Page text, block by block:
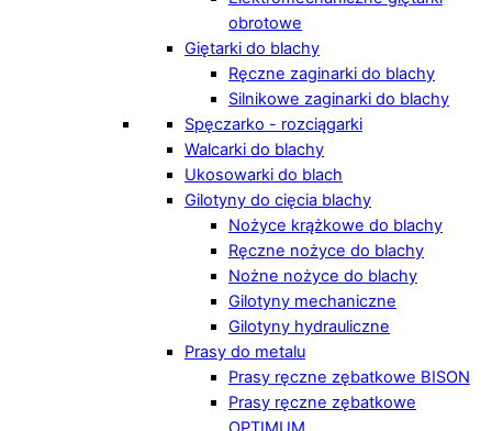
obrotowe
Giętarki do blachy
Ręczne zaginarki do blachy
Silnikowe zaginarki do blachy
Spęczarko - rozciągarki
Walcarki do blachy
Ukosowarki do blach
Gilotyny do cięcia blachy
Nożyce krążkowe do blachy
Ręczne nożyce do blachy
Nożne nożyce do blachy
Gilotyny mechaniczne
Gilotyny hydrauliczne
Prasy do metalu
Prasy ręczne zębatkowe BISON
Prasy ręczne zębatkowe